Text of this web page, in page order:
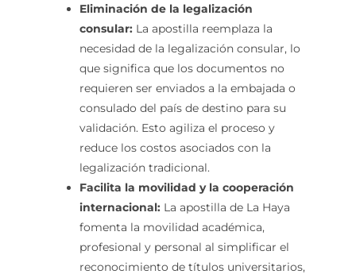
Eliminación de la legalización
consular:La apostilla reemplaza la
necesidad de la legalización consular, lo
que significa que los documentos no
requieren ser enviados a la embajada o
consulado del país de destino para su
validación. Esto agiliza el proceso y
reduce los costos asociados con la
legalización tradicional.
Facilita la movilidad y la cooperación
internacional:La apostilla de La Haya
fomenta la movilidad académica,
profesional y personal al simplificar el
reconocimiento de títulos universitarios,